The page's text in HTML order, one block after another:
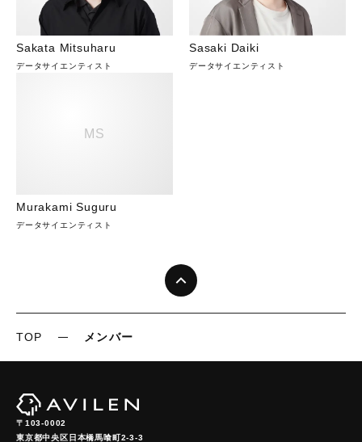
Sakata Mitsuharu
データサイエンティスト
Sasaki Daiki
データサイエンティスト
MS
Murakami Suguru
データサイエンティスト
TOP メンバー
〒103-0002
東京都中央区日本橋馬喰町2-3-3